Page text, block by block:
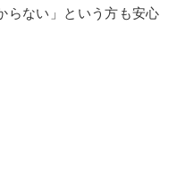
らない」という方も安心